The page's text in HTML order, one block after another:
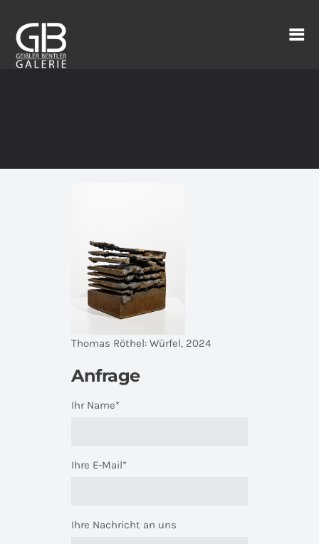
Thomas Röthel: Würfel, 2024
Anfrage
Ihr Name*
Ihre E-Mail*
Ihre Nachricht an uns